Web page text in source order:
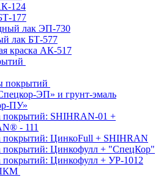
124
177
лак ЭП-730
лак БТ-577
краска АК-517
покрытий
ЭП» и грунт-эмаль
ПУ»
покрытий: SHIHRAN-01 +
- 111
покрытий: ЦинкоFull + SHIHRAN
покрытий: Цинкофулл + "СпецКор"
покрытий: Цинкофулл + УР-1012